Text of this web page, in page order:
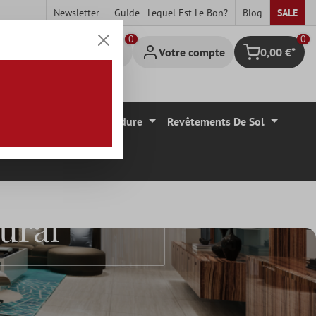
Newsletter Guide - Lequel Est Le Bon? Blog SALE
Votre compte Panier
0
0,00 €*
Carrelage Mural Bordure Revêtements De Sol